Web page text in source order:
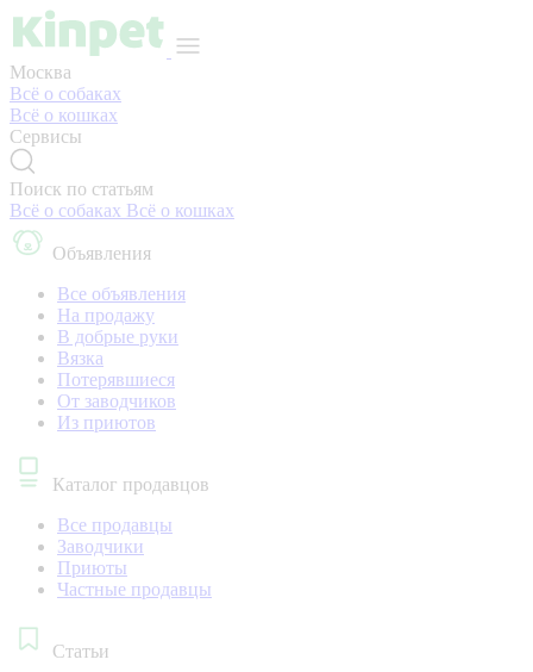
Москва
Всё о собаках
Всё о кошках
Сервисы
Поиск по статьям
Всё о собаках Всё о кошках
Объявления
Все объявления
На продажу
В добрые руки
Вязка
Потерявшиеся
От заводчиков
Из приютов
Каталог продавцов
Все продавцы
Заводчики
Приюты
Частные продавцы
Статьи